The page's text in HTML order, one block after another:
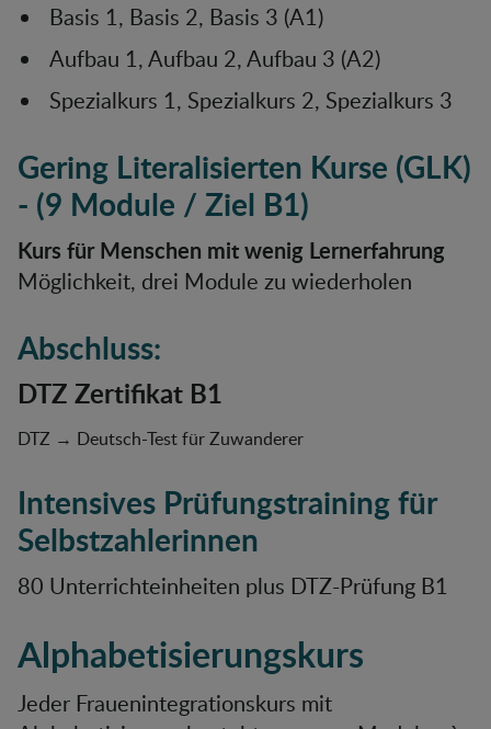
Basis 1, Basis 2, Basis 3 (A1)
Aufbau 1, Aufbau 2, Aufbau 3 (A2)
Spezialkurs 1, Spezialkurs 2, Spezialkurs 3
Gering Literalisierten Kurse (GLK)
- (9 Module / Ziel B1)
Kurs für Menschen mit wenig Lernerfahrung
Möglichkeit, drei Module zu wiederholen
Abschluss:
DTZ Zertifikat B1
DTZ → Deutsch-Test für Zuwanderer
Intensives Prüfungstraining für
Selbstzahlerinnen
80 Unterrichteinheiten plus DTZ-Prüfung B1
Alphabetisierungskurs
Jeder Frauenintegrationskurs mit